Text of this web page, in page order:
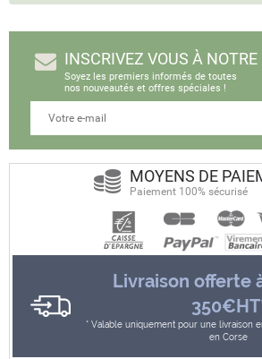
INSCRIVEZ VOUS À
Soyez les premiers informés de toutes
nos nouveautés et offres spéciales !
MOYENS DE
Paiement 100% sécurisé
Livraison offerte
Valable uniquement pour une livraison
en Corse